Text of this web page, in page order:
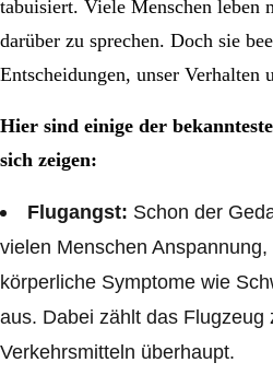
tabuisiert. Viele Menschen leben
darüber zu sprechen. Doch sie
Entscheidungen, unser Verhalten
Hier sind einige der
sich zeigen:
Flugangst: Schon der
vielen Menschen
körperliche Symptome wie
aus. Dabei zählt das Flugzeug
Verkehrsmitteln überhaupt.